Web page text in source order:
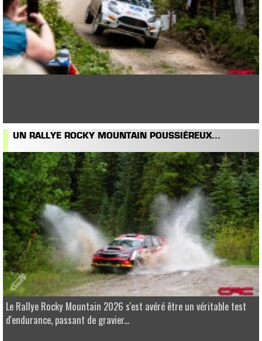
UN RALLYE ROCKY MOUNTAIN POUSSIÉREUX...
Le Rallye Rocky Mountain 2026 s'est avéré être un véritable test
d'endurance, passant de gravier...